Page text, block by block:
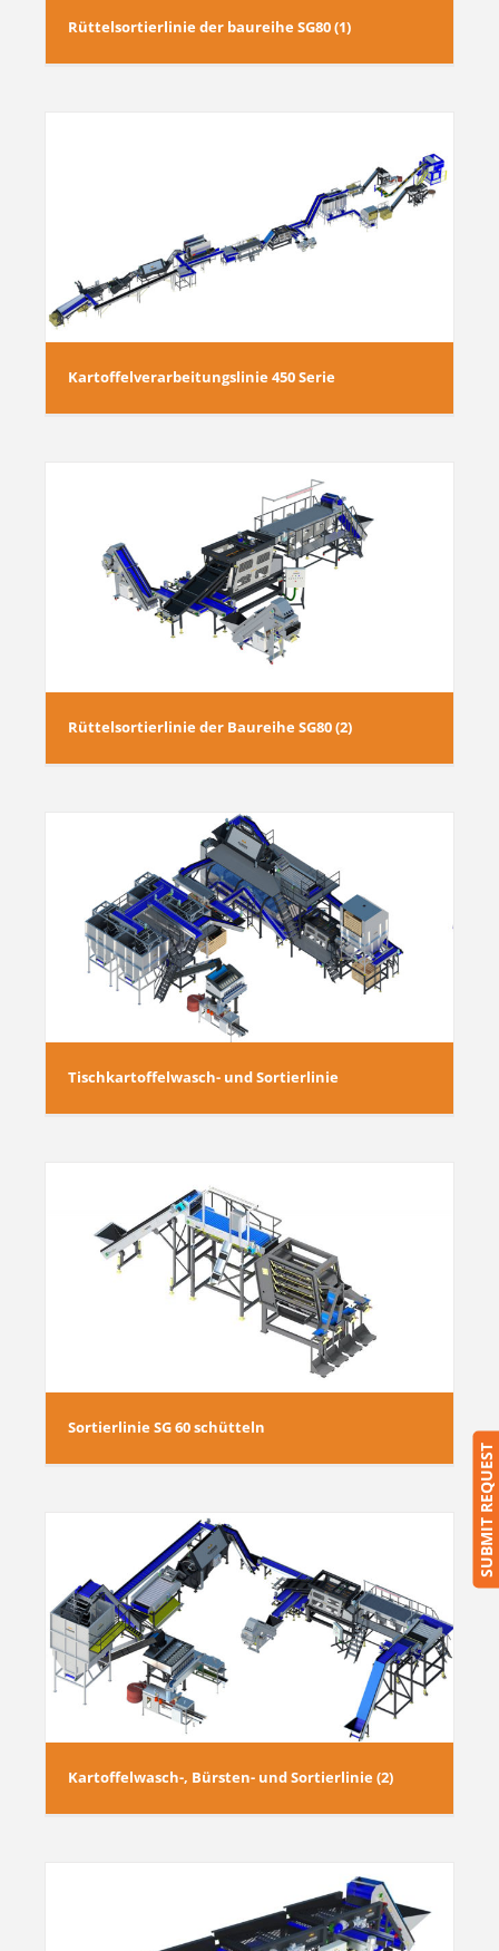
Rüttelsortierlinie der baureihe SG80 (1)
Kartoffelverarbeitungslinie 450 Serie
Rüttelsortierlinie der Baureihe SG80 (2)
Tischkartoffelwasch- und Sortierlinie
Sortierlinie SG 60 schütteln
Kartoffelwasch-, Bürsten- und Sortierlinie (2)
SUBMIT REQUEST